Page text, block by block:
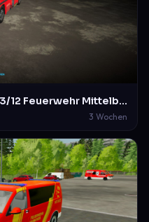
Magirus nieder bauer DLK 23/12 Feuerwehr Mittelberg
3 Wochen